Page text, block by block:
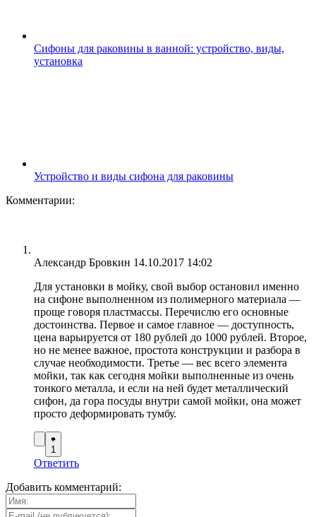
Сифоны для раковины в ванной: устройство, виды,
установка
Устройство и виды сифона для раковины
Комментарии:
Александр Бровкин 14.10.2017 14:02
Для установки в мойку, свой выбор остановил именно
на сифоне выполненном из полимерного материала —
проще говоря пластмассы. Перечислю его основные
достоинства. Первое и самое главное — доступность,
цена варьируется от 180 рублей до 1000 рублей. Второе,
но не менее важное, простота конструкции и разбора в
случае необходимости. Третье — вес всего элемента
мойки, так как сегодня мойки выполненные из очень
тонкого металла, и если на ней будет металлический
сифон, да гора посуды внутри самой мойки, она может
просто деформировать тумбу.
1
Ответить
Добавить комментарий: